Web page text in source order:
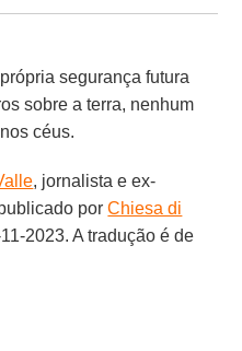
segurança futura
sobre a terra, nenhum
céus.
, jornalista e ex-
porChiesa di
2023. A tradução é de